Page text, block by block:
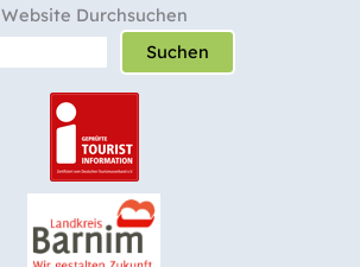
Website Durchsuchen
Suchen